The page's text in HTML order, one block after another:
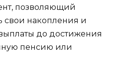
позволяющий
накопления и
до достижения
пенсию или